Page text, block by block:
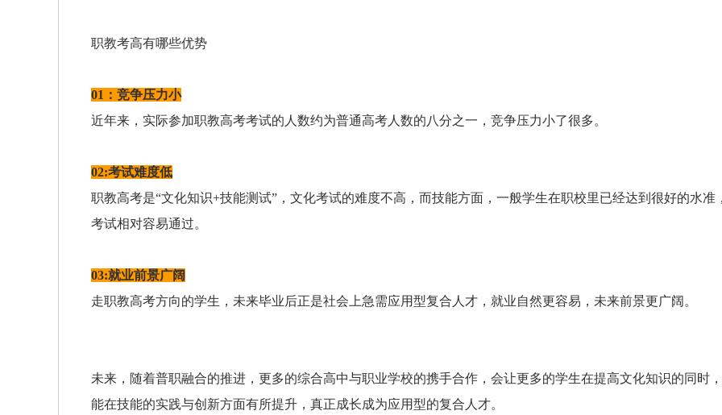
职教考高有哪些优势
01：竞争压力小
近年来，实际参加职教高考考试的人数约为普通高考人数的八分之一，竞争压力小了很多。
02:考试难度低
职教高考是“文化知识+技能测试”，文化考试的难度不高，而技能方面，一般学生在职校里已经达到很好的水准
考试相对容易通过。
03:就业前景广阔
走职教高考方向的学生，未来毕业后正是社会上急需应用型复合人才，就业自然更容易，未来前景更广阔。
未来，随着普职融合的推进，更多的综合高中与职业学校的携手合作，会让更多的学生在提高文化知识的同时
能在技能的实践与创新方面有所提升，真正成长成为应用型的复合人才。